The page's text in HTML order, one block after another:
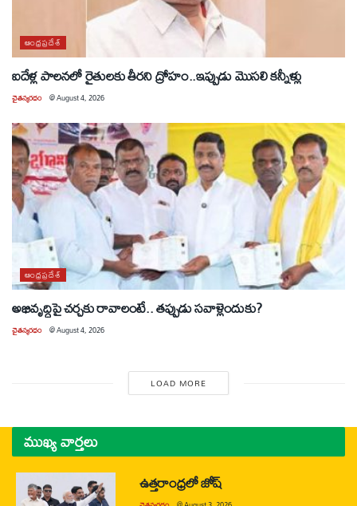
ఆంధ్రప్రదేశ్
ఐదేళ్ల పాలనలో రైతులకు తీరని ద్రోహం..ఇప్పుడు మొసలి కన్నీళ్లు
చైతన్యరధం @August 4, 2026
ఆంధ్రప్రదేశ్
అభివృద్ధిపై చర్చకు రావాలంటే.. తప్పుడు సవాళ్లెందుకు?
చైతన్యరధం @August 4, 2026
LOAD MORE
ముఖ్య వార్తలు
ఉత్తరాంధ్రలో జోష్